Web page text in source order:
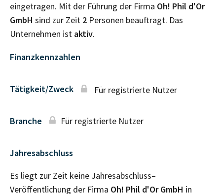
eingetragen. Mit der Führung der Firma Oh! Phil d'Or
GmbH sind zur Zeit 2 Personen beauftragt. Das
Unternehmen ist aktiv.
Finanzkennzahlen
Tätigkeit/Zweck Für registrierte Nutzer
Branche Für registrierte Nutzer
Jahresabschluss
Es liegt zur Zeit keine Jahresabschluss–
Veröffentlichung der Firma Oh! Phil d'Or GmbH in